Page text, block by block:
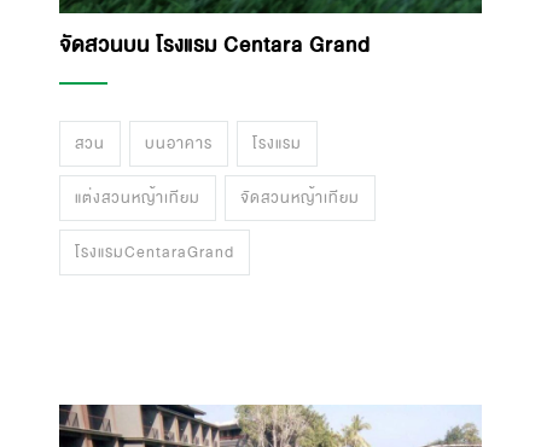
จัดสวนบน โรงแรม Centara Grand
สวน บนอาคาร โรงแรม
แต่งสวนหญ้าเทียม จัดสวนหญ้าเทียม
โรงแรมCentaraGrand